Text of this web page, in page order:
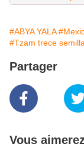
#ABYA YALA
#Tzam trece
Partager
Vous